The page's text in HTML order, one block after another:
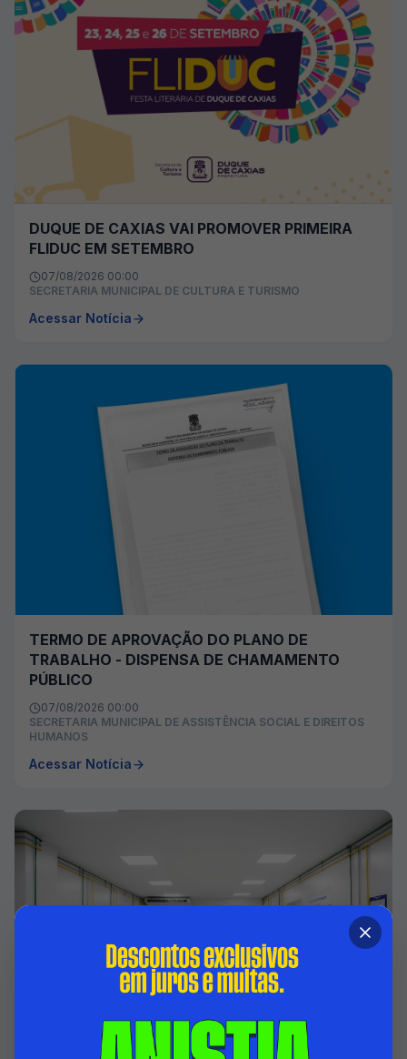
DUQUE DE CAXIAS VAI PROMOVER PRIMEIRA
FLIDUC EM SETEMBRO
07/08/2026 00:00
SECRETARIA MUNICIPAL DE CULTURA E TURISMO
Acessar Notícia
TERMO DE APROVAÇÃO DO PLANO DE
TRABALHO - DISPENSA DE CHAMAMENTO
PÚBLICO
07/08/2026 00:00
SECRETARIA MUNICIPAL DE ASSISTÊNCIA SOCIAL E DIREITOS
HUMANOS
Acessar Notícia